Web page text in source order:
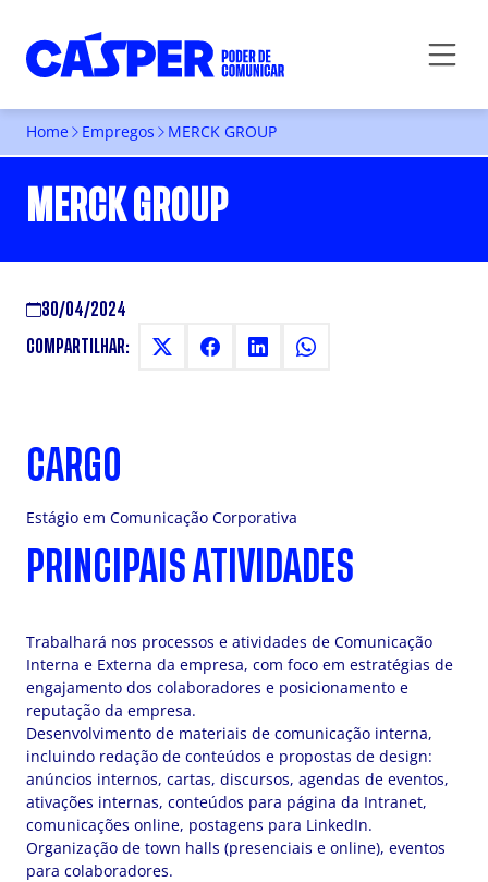
Home Empregos MERCK GROUP
MERCK GROUP
30/04/2024
COMPARTILHAR:
CARGO
Estágio em Comunicação Corporativa
PRINCIPAIS ATIVIDADES
Trabalhará nos processos e atividades de Comunicação
Interna e Externa da empresa, com foco em estratégias de
engajamento dos colaboradores e posicionamento e
reputação da empresa.
Desenvolvimento de materiais de comunicação interna,
incluindo redação de conteúdos e propostas de design:
anúncios internos, cartas, discursos, agendas de eventos,
ativações internas, conteúdos para página da Intranet,
comunicações online, postagens para LinkedIn.
Organização de town halls (presenciais e online), eventos
para colaboradores.